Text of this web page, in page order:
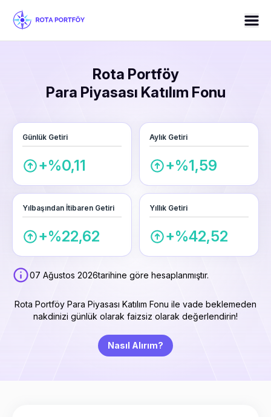
Rota Portföy
Para Piyasası Katılım Fonu
Günlük Getiri
+%0,11
Aylık Getiri
+%1,59
Yılbaşından İtibaren Getiri
+%22,62
Yıllık Getiri
+%42,52
07 Ağustos 2026tarihine göre hesaplanmıştır.
Rota Portföy Para Piyasası Katılım Fonu ile vade beklemeden
nakdinizi günlük olarak faizsiz olarak değerlendirin!
Nasıl Alırım?